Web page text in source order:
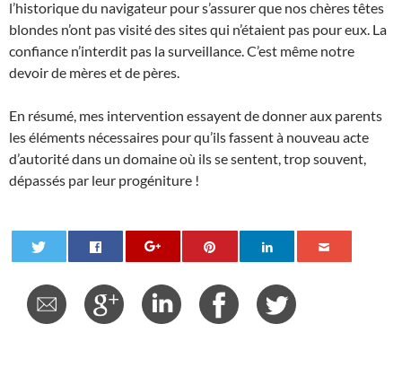
l’historique du navigateur pour s’assurer que nos chères têtes
blondes n’ont pas visité des sites qui n’étaient pas pour eux. La
confiance n’interdit pas la surveillance. C’est même notre
devoir de mères et de pères.
En résumé, mes intervention essayent de donner aux parents
les éléments nécessaires pour qu’ils fassent à nouveau acte
d’autorité dans un domaine où ils se sentent, trop souvent,
dépassés par leur progéniture !